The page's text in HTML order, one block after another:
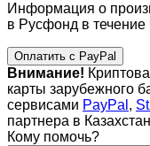
Информация о
в Русфонд в течение
Оплатить с PayPal
Внимание!
карты зарубежного
сервисами PayPal ,
партнера в
Кому помочь?